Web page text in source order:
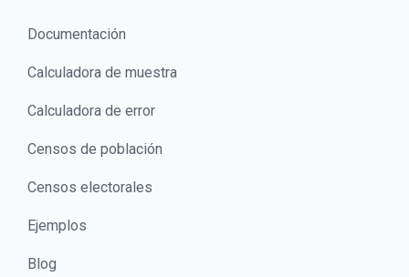
Documentación
Calculadora de muestra
Calculadora de error
Censos de población
Censos electorales
Ejemplos
Blog